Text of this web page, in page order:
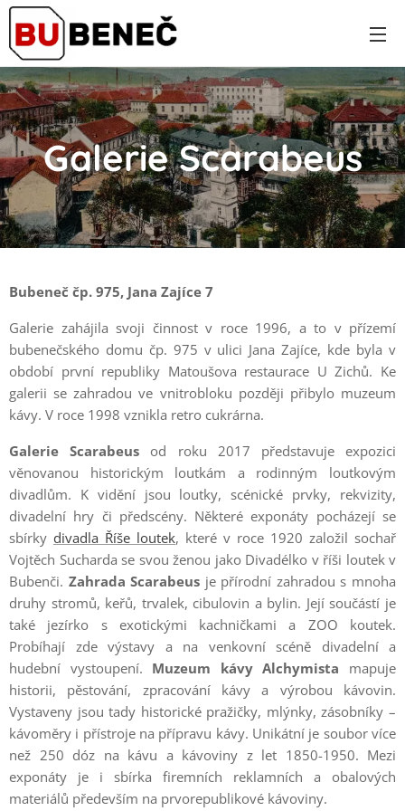
Galerie Scarabeus
Bubeneč čp. 975, Jana Zajíce 7
Galerie zahájila svoji činnost v roce 1996, a to v přízemí
bubenečského domu čp. 975 v ulici Jana Zajíce, kde byla v
období první republiky Matoušova restaurace U Zichů. Ke
galerii se zahradou ve vnitrobloku později přibylo muzeum
kávy. V roce 1998 vznikla retro cukrárna.
Galerie Scarabeus od roku 2017 představuje expozici
věnovanou historickým loutkám a rodinným loutkovým
divadlům. K vidění jsou loutky, scénické prvky, rekvizity,
divadelní hry či předscény. Některé exponáty pocházejí se
sbírky divadla Říše loutek, které v roce 1920 založil sochař
Vojtěch Sucharda se svou ženou jako Divadélko v říši loutek v
Bubenči. Zahrada Scarabeus je přírodní zahradou s mnoha
druhy stromů, keřů, trvalek, cibulovin a bylin. Její součástí je
také jezírko s exotickými kachničkami a ZOO koutek.
Probíhají zde výstavy a na venkovní scéně divadelní a
hudební vystoupení. Muzeum kávy Alchymista mapuje
historii, pěstování, zpracování kávy a výrobou kávovin.
Vystaveny jsou tady historické pražičky, mlýnky, zásobníky –
kávoměry i přístroje na přípravu kávy. Unikátní je soubor více
než 250 dóz na kávu a kávoviny z let 1850-1950. Mezi
exponáty je i sbírka firemních reklamních a obalových
materiálů především na prvorepublikové kávoviny.